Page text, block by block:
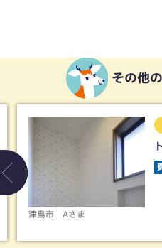
その他
GGA1
万円
、諸経費含む）